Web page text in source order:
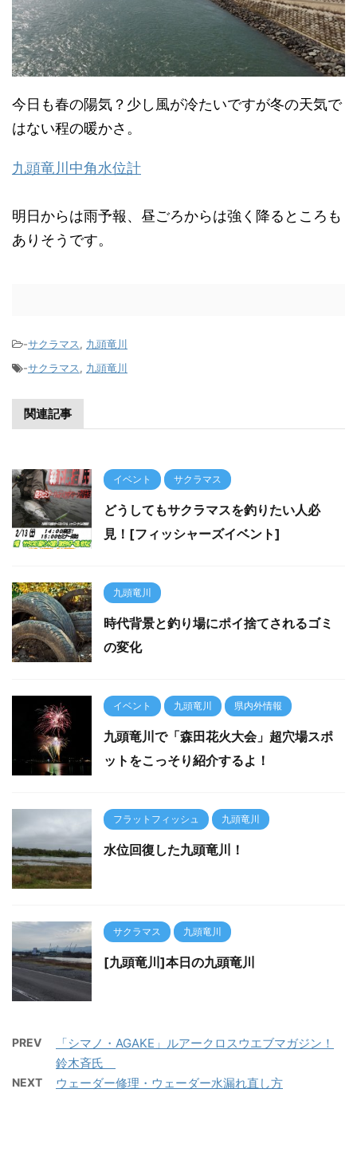
今日も春の陽気？少し風が冷たいですが冬の天気で
はない程の暖かさ。
九頭竜川中角水位計
明日からは雨予報、昼ごろからは強く降るところも
ありそうです。
-サクラマス, 九頭竜川
-サクラマス, 九頭竜川
関連記事
イベント サクラマス
どうしてもサクラマスを釣りたい人必
見！[フィッシャーズイベント]
九頭竜川
時代背景と釣り場にポイ捨てされるゴミ
の変化
イベント 九頭竜川 県内外情報
九頭竜川で「森田花火大会」超穴場スポ
ットをこっそり紹介するよ！
フラットフィッシュ 九頭竜川
水位回復した九頭竜川！
サクラマス 九頭竜川
[九頭竜川]本日の九頭竜川
PREV
「シマノ・AGAKE」ルアークロスウエブマガジン！
鈴木斉氏
NEXT ウェーダー修理・ウェーダー水漏れ直し方